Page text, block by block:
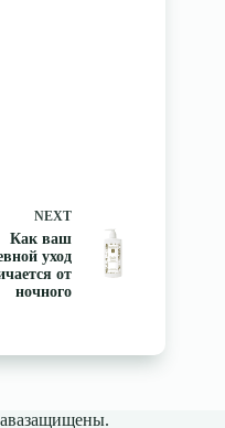
NEXT
Как ваш
уход
от
ночного